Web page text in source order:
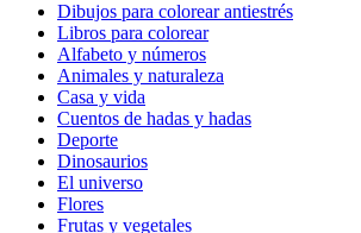
Dibujos para colorear antiestrés
Libros para colorear
Alfabeto y números
Animales y naturaleza
Casa y vida
Cuentos de hadas y hadas
Deporte
Dinosaurios
El universo
Flores
Frutas y vegetales